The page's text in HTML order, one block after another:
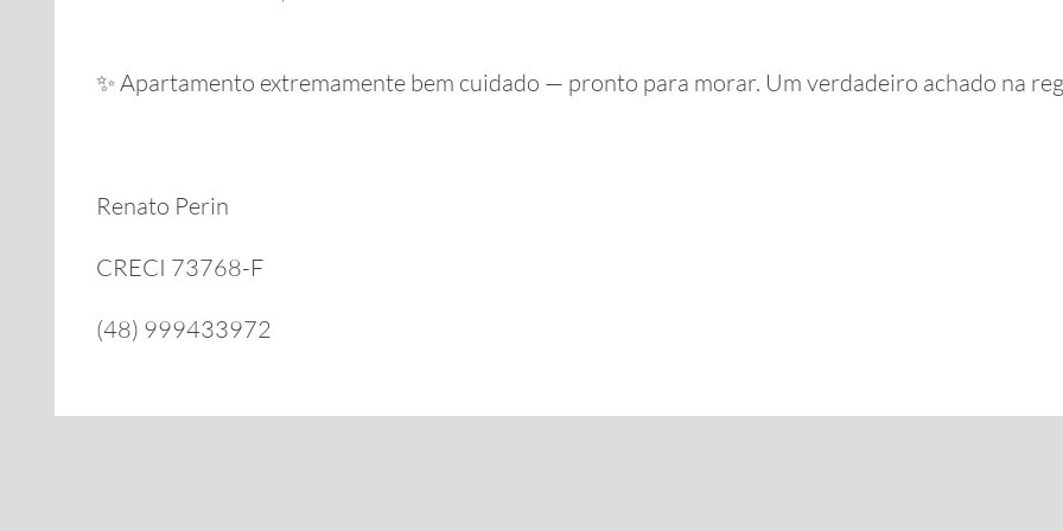
✨ Apartamento extremamente bem cuidado — pronto para morar. Um verdadeiro achado na
Renato Perin
CRECI 73768-F
(48) 999433972